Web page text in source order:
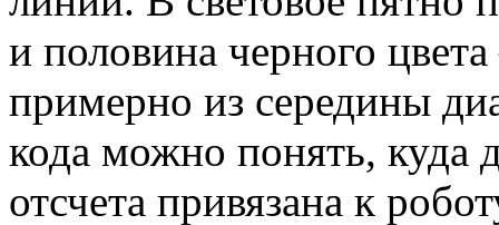
и половина черного
примерно из середины
кода можно понять, куда
отсчета привязана к